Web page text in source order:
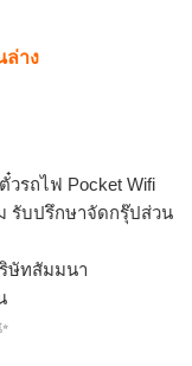
ล่าง
วรถไฟ Pocket Wifi
รับปรึกษาจัดกรุ๊ปส่วน
ษัทสัมมนา